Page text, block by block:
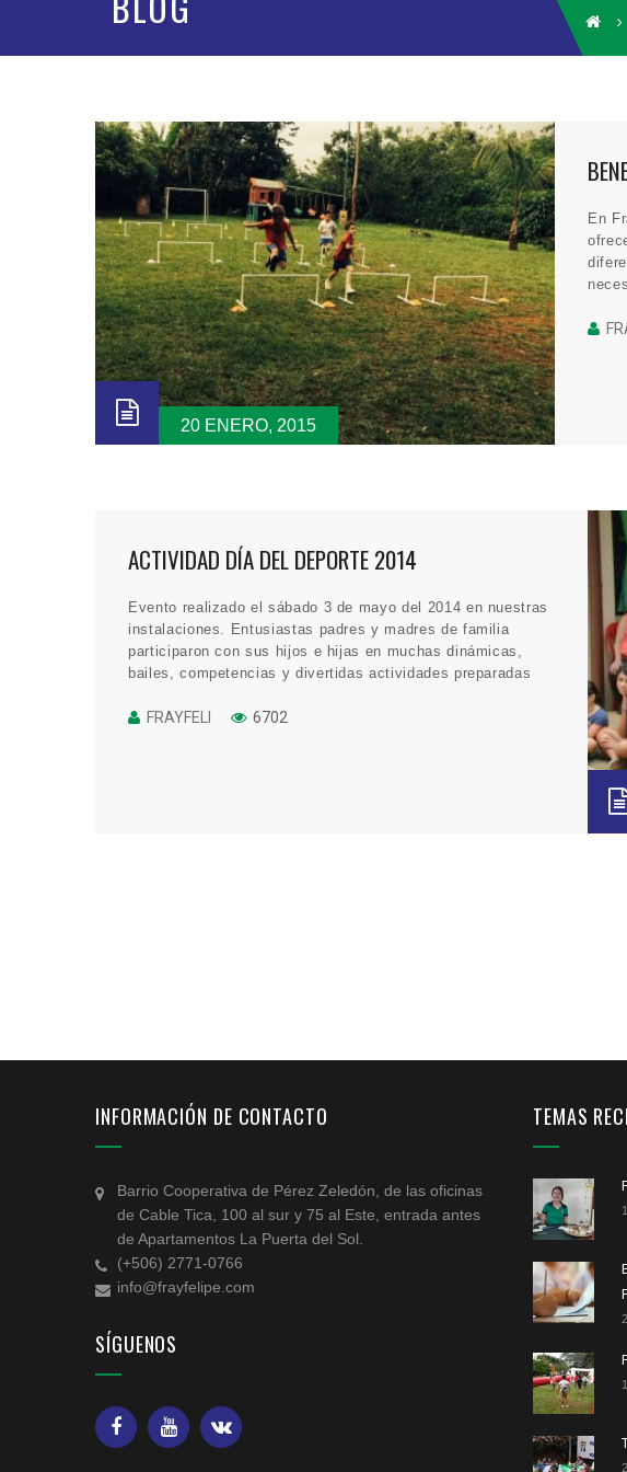
20 ENERO, 2015
En
ACTIVIDAD DÍA DEL DEPORTE 2014
Evento realizado el sábado 3 de mayo del 2014 en nuestras
instalaciones. Entusiastas padres y madres de familia
participaron con sus hijos e hijas en muchas dinámicas,
bailes, competencias y divertidas actividades preparadas
FRAYFELI 6702
INFORMACIÓN DE CONTACTO
Barrio Cooperativa de Pérez Zeledón, de las oficinas
de Cable Tica, 100 al sur y 75 al Este, entrada antes
de Apartamentos La Puerta del Sol.
(+506) 2771-0766
info@frayfelipe.com
SÍGUENOS
TEMAS